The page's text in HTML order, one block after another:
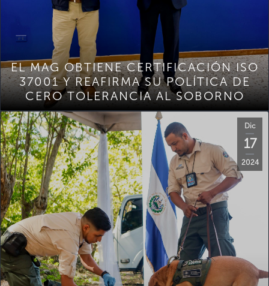
EL MAG OBTIENE CERTIFICACIÓN ISO
37001 Y REAFIRMA SU POLÍTICA DE
CERO TOLERANCIA AL SOBORNO
Dic
17
2024